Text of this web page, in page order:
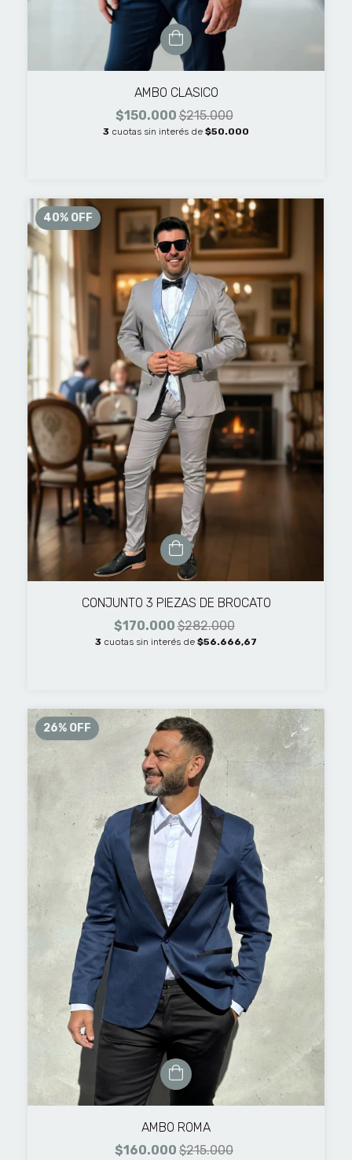
AMBO CLASICO
$150.000$215.000
3 cuotas sin interés de $50.000
40% OFF
CONJUNTO 3 PIEZAS DE BROCATO
$170.000$282.000
3 cuotas sin interés de $56.666,67
26% OFF
AMBO ROMA
$160.000 $215.000